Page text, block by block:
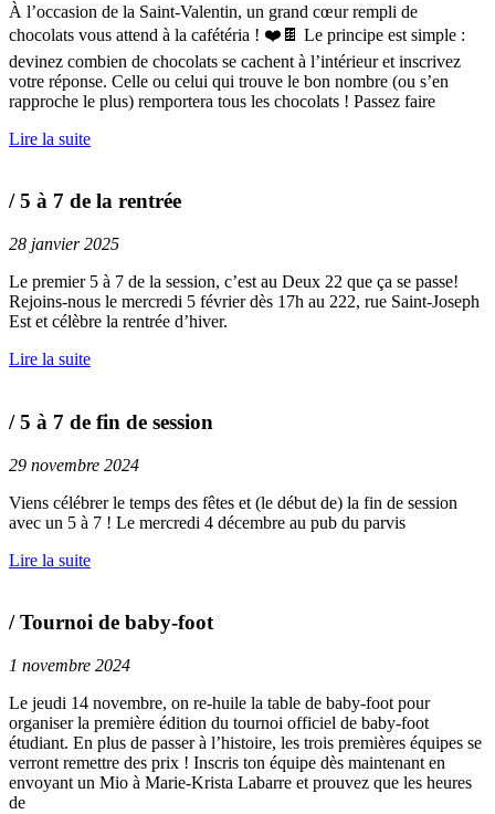
À l’occasion de la Saint-Valentin, un grand cœur rempli de
chocolats vous attend à la cafétéria ! ❤️🍫 Le principe est simple :
devinez combien de chocolats se cachent à l’intérieur et inscrivez
votre réponse. Celle ou celui qui trouve le bon nombre (ou s’en
rapproche le plus) remportera tous les chocolats ! Passez faire
Lire la suite
/ 5 à 7 de la rentrée
28 janvier 2025
Le premier 5 à 7 de la session, c’est au Deux 22 que ça se passe!
Rejoins-nous le mercredi 5 février dès 17h au 222, rue Saint-Joseph
Est et célèbre la rentrée d’hiver.
Lire la suite
/ 5 à 7 de fin de session
29 novembre 2024
Viens célébrer le temps des fêtes et (le début de) la fin de session
avec un 5 à 7 ! Le mercredi 4 décembre au pub du parvis
Lire la suite
/ Tournoi de baby-foot
1 novembre 2024
Le jeudi 14 novembre, on re-huile la table de baby-foot pour
organiser la première édition du tournoi officiel de baby-foot
étudiant. En plus de passer à l’histoire, les trois premières équipes se
verront remettre des prix ! Inscris ton équipe dès maintenant en
envoyant un Mio à Marie-Krista Labarre et prouvez que les heures
de